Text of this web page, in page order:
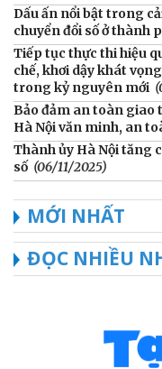
Dấu ấn nổi bật trong
chuyển đổi số ở thành
Tiếp tục thực thi hiệu
chế, khơi dậy khát
trong kỷ nguyên mới
Bảo đảm an toàn giao
Hà Nội văn minh, an
Thành ủy Hà Nội tăng
số (06/11/2025)
MỚI NHẤT
ĐỌC NHIỀU